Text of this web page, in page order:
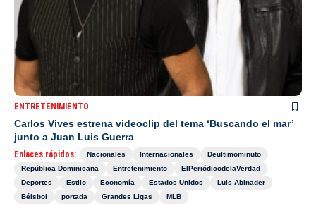
ENTRETENIMIENTO
Carlos Vives estrena videoclip del tema ‘Buscando el mar’
junto a Juan Luis Guerra
Enlaces rápidos: Nacionales Internacionales
Deultimominuto
República Dominicana
Entretenimiento
ElPeriódicodelaVerdad
Deportes
Estilo Economía Estados Unidos
Luis Abinader
Béisbol
portada Grandes Ligas MLB